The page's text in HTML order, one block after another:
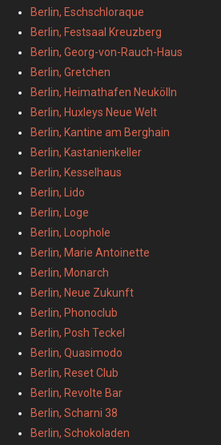
Berlin, Eschschloraque
Berlin, Festsaal Kreuzberg
Berlin, Georg-von-Rauch-Haus
Berlin, Gretchen
Berlin, Heimathafen Neukölln
Berlin, Huxleys Neue Welt
Berlin, Kantine am Berghain
Berlin, Kastanienkeller
Berlin, Kesselhaus
Berlin, Lido
Berlin, Loge
Berlin, Loophole
Berlin, Marie Antoinette
Berlin, Monarch
Berlin, Neue Zukunft
Berlin, Phonoclub
Berlin, Posh Teckel
Berlin, Quasimodo
Berlin, Reset Club
Berlin, Revolte Bar
Berlin, Scharni 38
Berlin, Schokoladen